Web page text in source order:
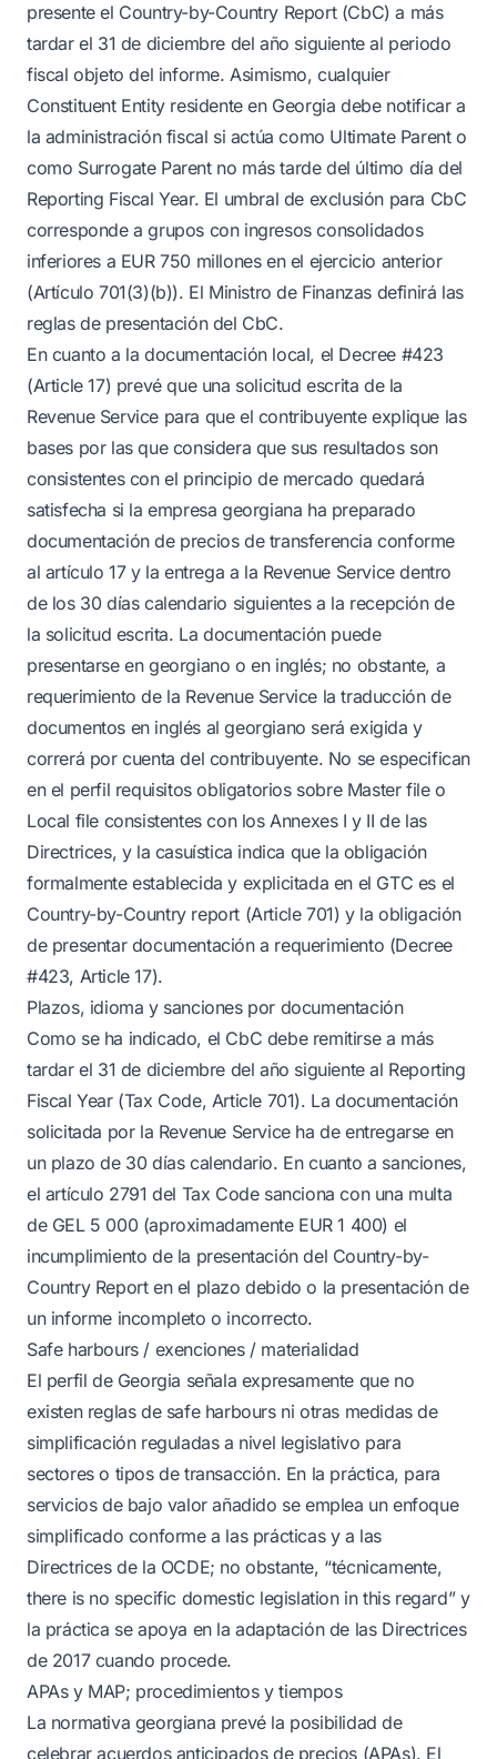
presente el Country-by-Country Report (CbC) a más
tardar el 31 de diciembre del año siguiente al periodo
fiscal objeto del informe. Asimismo, cualquier
Constituent Entity residente en Georgia debe notificar a
la administración fiscal si actúa como Ultimate Parent o
como Surrogate Parent no más tarde del último día del
Reporting Fiscal Year. El umbral de exclusión para CbC
corresponde a grupos con ingresos consolidados
inferiores a EUR 750 millones en el ejercicio anterior
(Artículo 701(3)(b)). El Ministro de Finanzas definirá las
reglas de presentación del CbC.
En cuanto a la documentación local, el Decree #423
(Article 17) prevé que una solicitud escrita de la
Revenue Service para que el contribuyente explique las
bases por las que considera que sus resultados son
consistentes con el principio de mercado quedará
satisfecha si la empresa georgiana ha preparado
documentación de precios de transferencia conforme
al artículo 17 y la entrega a la Revenue Service dentro
de los 30 días calendario siguientes a la recepción de
la solicitud escrita. La documentación puede
presentarse en georgiano o en inglés; no obstante, a
requerimiento de la Revenue Service la traducción de
documentos en inglés al georgiano será exigida y
correrá por cuenta del contribuyente. No se especifican
en el perfil requisitos obligatorios sobre Master file o
Local file consistentes con los Annexes I y II de las
Directrices, y la casuística indica que la obligación
formalmente establecida y explicitada en el GTC es el
Country-by-Country report (Article 701) y la obligación
de presentar documentación a requerimiento (Decree
#423, Article 17).
Plazos, idioma y sanciones por documentación
Como se ha indicado, el CbC debe remitirse a más
tardar el 31 de diciembre del año siguiente al Reporting
Fiscal Year (Tax Code, Article 701). La documentación
solicitada por la Revenue Service ha de entregarse en
un plazo de 30 días calendario. En cuanto a sanciones,
el artículo 2791 del Tax Code sanciona con una multa
de GEL 5 000 (aproximadamente EUR 1 400) el
incumplimiento de la presentación del Country-by-
Country Report en el plazo debido o la presentación de
un informe incompleto o incorrecto.
Safe harbours / exenciones / materialidad
El perfil de Georgia señala expresamente que no
existen reglas de safe harbours ni otras medidas de
simplificación reguladas a nivel legislativo para
sectores o tipos de transacción. En la práctica, para
servicios de bajo valor añadido se emplea un enfoque
simplificado conforme a las prácticas y a las
Directrices de la OCDE; no obstante, “técnicamente,
there is no specific domestic legislation in this regard” y
la práctica se apoya en la adaptación de las Directrices
de 2017 cuando procede.
APAs y MAP; procedimientos y tiempos
La normativa georgiana prevé la posibilidad de
celebrar acuerdos anticipados de precios (APAs). El